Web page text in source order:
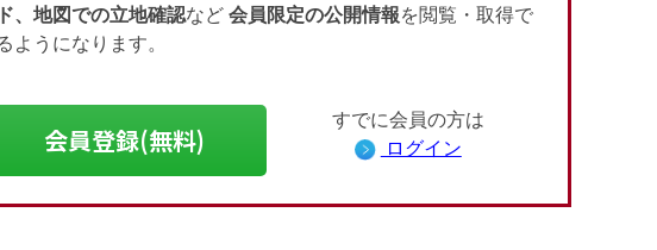
、地図での立地確認など会員限定の公開情報を閲覧・取得で
ようになります。
会員登録(無料)
すでに会員の方は
ログイン